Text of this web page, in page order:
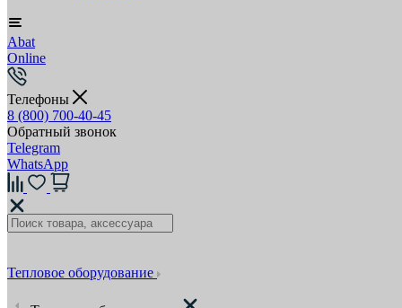
Abat
Online
Телефоны
8 (800) 700-40-45
Обратный звонок
Telegram
WhatsApp
Тепловое оборудование